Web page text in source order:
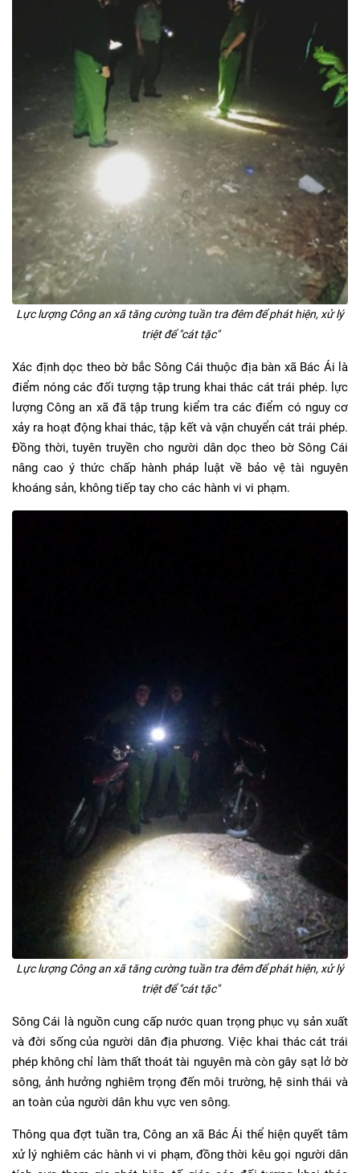
Lực lượng Công an xã tăng cường tuần tra đêm để phát hiện, xử lý
triệt để "cát tặc"
Xác định dọc theo bờ bắc Sông Cái thuộc địa bàn xã Bác Ái là
điểm nóng các đối tượng tập trung khai thác cát trái phép. lực
lượng Công an xã đã tập trung kiểm tra các điểm có nguy cơ
xảy ra hoạt động khai thác, tập kết và vận chuyển cát trái phép.
Đồng thời, tuyên truyền cho người dân dọc theo bờ Sông Cái
nâng cao ý thức chấp hành pháp luật về bảo vệ tài nguyên
khoáng sản, không tiếp tay cho các hành vi vi phạm.
Lực lượng Công an xã tăng cường tuần tra đêm để phát hiện, xử lý
triệt để "cát tặc"
Sông Cái là nguồn cung cấp nước quan trọng phục vụ sản xuất
và đời sống của người dân địa phương. Việc khai thác cát trái
phép không chỉ làm thất thoát tài nguyên mà còn gây sạt lở bờ
sông, ảnh hưởng nghiêm trọng đến môi trường, hệ sinh thái và
an toàn của người dân khu vực ven sông.
Thông qua đợt tuần tra, Công an xã Bác Ái thể hiện quyết tâm
xử lý nghiêm các hành vi vi phạm, đồng thời kêu gọi người dân